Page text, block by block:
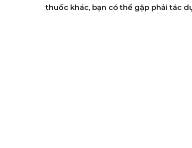
thuốc khác, bạn có thể gặp phải tác